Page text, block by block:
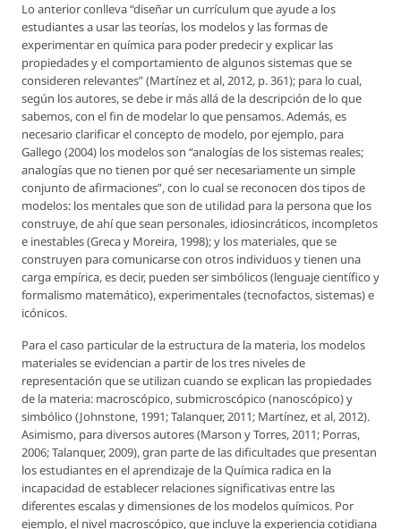
Lo anterior conlleva “diseñar un currículum que ayude a los
estudiantes a usar las teorías, los modelos y las formas de
experimentar en química para poder predecir y explicar las
propiedades y el comportamiento de algunos sistemas que se
consideren relevantes” (Martínez et al, 2012, p. 361); para lo cual,
según los autores, se debe ir más allá de la descripción de lo que
sabemos, con el fin de modelar lo que pensamos. Además, es
necesario clarificar el concepto de modelo, por ejemplo, para
Gallego (2004) los modelos son “analogías de los sistemas reales;
analogías que no tienen por qué ser necesariamente un simple
conjunto de afirmaciones”, con lo cual se reconocen dos tipos de
modelos: los mentales que son de utilidad para la persona que los
construye, de ahí que sean personales, idiosincráticos, incompletos
e inestables (Greca y Moreira, 1998); y los materiales, que se
construyen para comunicarse con otros individuos y tienen una
carga empírica, es decir, pueden ser simbólicos (lenguaje científico y
formalismo matemático), experimentales (tecnofactos, sistemas) e
icónicos.
Para el caso particular de la estructura de la materia, los modelos
materiales se evidencian a partir de los tres niveles de
representación que se utilizan cuando se explican las propiedades
de la materia: macroscópico, submicroscópico (nanoscópico) y
simbólico (Johnstone, 1991; Talanquer, 2011; Martínez, et al, 2012).
Asimismo, para diversos autores (Marson y Torres, 2011; Porras,
2006; Talanquer, 2009), gran parte de las dificultades que presentan
los estudiantes en el aprendizaje de la Química radica en la
incapacidad de establecer relaciones significativas entre las
diferentes escalas y dimensiones de los modelos químicos. Por
ejemplo, el nivel macroscópico, que incluye la experiencia cotidiana